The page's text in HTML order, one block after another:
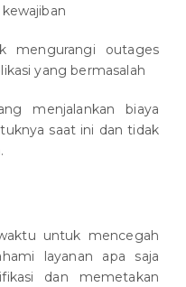
mengurangi outages
yang bermasalah
menjalankan biaya
saat ini dan tidak
untuk mencegah
layanan apa saja
dan memetakan